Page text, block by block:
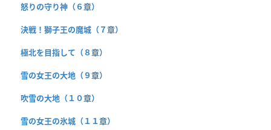
怒りの守り神（６章）
決戦！獅子王の魔城（７章）
極北を目指して（８章）
雪の女王の大地（９章）
吹雪の大地（１０章）
雪の女王の氷城（１１章）